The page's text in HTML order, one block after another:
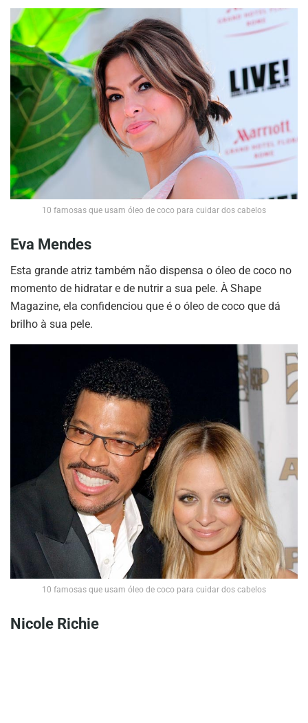
10 famosas que usam óleo de coco para cuidar dos cabelos
Eva Mendes
Esta grande atriz também não dispensa o óleo de coco no
momento de hidratar e de nutrir a sua pele. À Shape
Magazine, ela confidenciou que é o óleo de coco que dá
brilho à sua pele.
10 famosas que usam óleo de coco para cuidar dos cabelos
Nicole Richie